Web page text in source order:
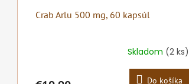
Crab Arlu 500 mg, 60 kapsúl
Skladom (2 ks)
Do košíka